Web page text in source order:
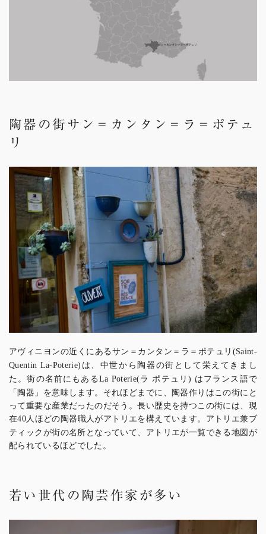
陶器の街サン＝カンタン＝ラ＝ポテュ
リ
アヴィニヨンの近くにあるサン＝カンタン＝ラ＝ポテュリ (Saint-
Quentin La-Poterie) は、中世から陶器の街として栄えてきまし
た。街の名前にもある La Poterie(ラ ポテュリ) はフランス語で
「陶器」を意味します。それほどまでに、陶器作りはこの街にと
って重要な産業だったのだそう。長い歴史を持つこの街には、現
在40 人ほどの陶器職人がアトリエを構えています。アトリエ兼ブ
ティックが街の名所となっていて、アトリエが一覧できる地図が
配られているほどでした。
若い世代の陶芸作家が多い